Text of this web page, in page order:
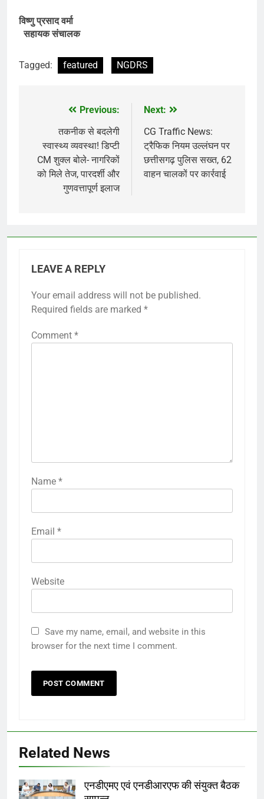
विष्णु प्रसाद वर्मा
सहायक संचालक
Tagged: featured ​NGDRS
navigation
Previous:
तकनीक से बदलेगी
स्वास्थ्य व्यवस्था! डिप्टी
CM शुक्ल बोले- नागरिकों
को मिले तेज, पारदर्शी और
गुणवत्तापूर्ण इलाज
Next:
CG Traffic News:
ट्रैफिक नियम उल्लंघन पर
छत्तीसगढ़ पुलिस सख्त, 62
वाहन चालकों पर कार्रवाई
LEAVE A REPLY
Your email address will not be published.
Required fields are marked *
Comment *
Name *
Email *
Website
Save my name, email, and website in this
browser for the next time I comment.
Related News
एनडीएमए एवं एनडीआरएफ की संयुक्त बैठक